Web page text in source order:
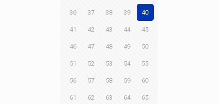
36 37 38 39 40
41 42 43 44 45
46 47 48 49 50
51 52 53 54 55
56 57 58 59 60
61 62 63 64 65